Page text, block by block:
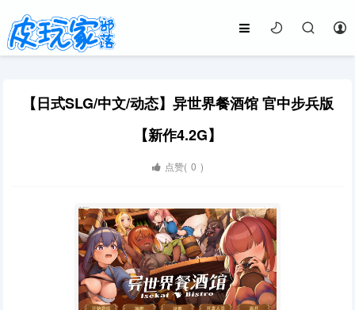
【日式SLG/中文/动态】异世界餐酒馆 官中步兵版
【新作4.2G】
点赞( 0 )